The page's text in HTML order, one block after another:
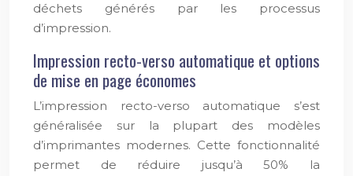
déchets générés par les processus
d’impression.
Impression recto-verso automatique et options
de mise en page économes
L’impression recto-verso automatique s’est
généralisée sur la plupart des modèles
d’imprimantes modernes. Cette fonctionnalité
permet de réduire jusqu’à 50% la